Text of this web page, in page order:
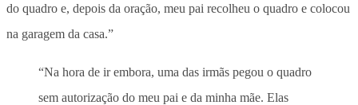
do quadro e, depois da oração, meu pai recolheu o quadro e colocou
na garagem da casa.”
“Na hora de ir embora, uma das irmãs pegou o quadro
sem autorização do meu pai e da minha mãe. Elas